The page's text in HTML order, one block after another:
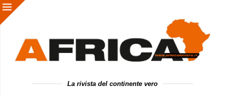
La rivista del continente vero